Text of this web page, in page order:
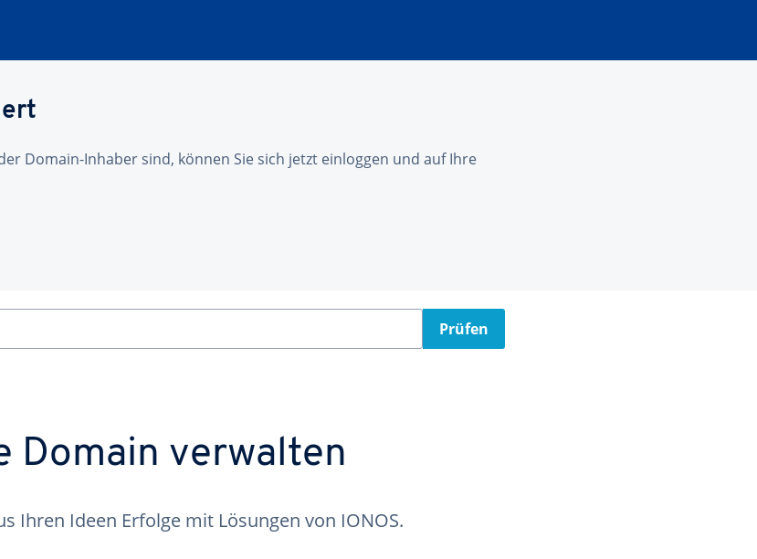
Domain-Inhaber sind, können Sie sich jetzt einloggen und auf Ihre
Prüfen
Domain verwalten
Ihren Ideen Erfolge mit Lösungen von IONOS.